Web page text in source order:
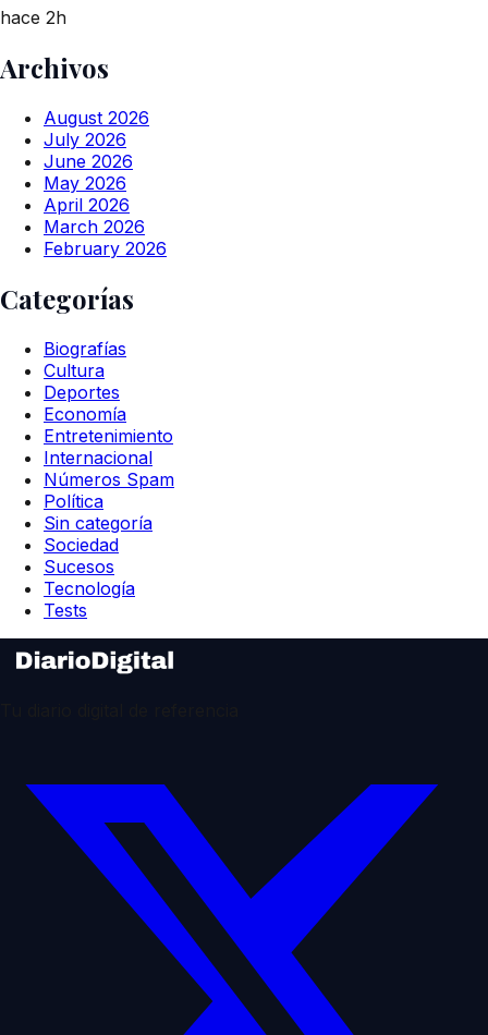
hace 2h
Archivos
August 2026
July 2026
June 2026
May 2026
April 2026
March 2026
February 2026
Categorías
Biografías
Cultura
Deportes
Economía
Entretenimiento
Internacional
Números Spam
Política
Sin categoría
Sociedad
Sucesos
Tecnología
Tests